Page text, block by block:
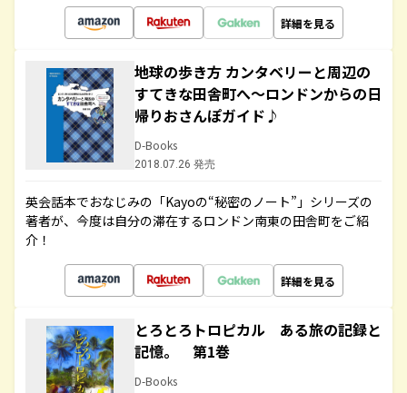
詳細を見る
地球の歩き方 カンタベリーと周辺の
すてきな田舎町へ～ロンドンからの日
帰りおさんぽガイド♪
D-Books
2018.07.26 発売
英会話本でおなじみの「Kayoの“秘密のノート”」シリーズの
著者が、今度は自分の滞在するロンドン南東の田舎町をご紹
介！
詳細を見る
とろとろトロピカル ある旅の記録と
記憶。 第1巻
D-Books